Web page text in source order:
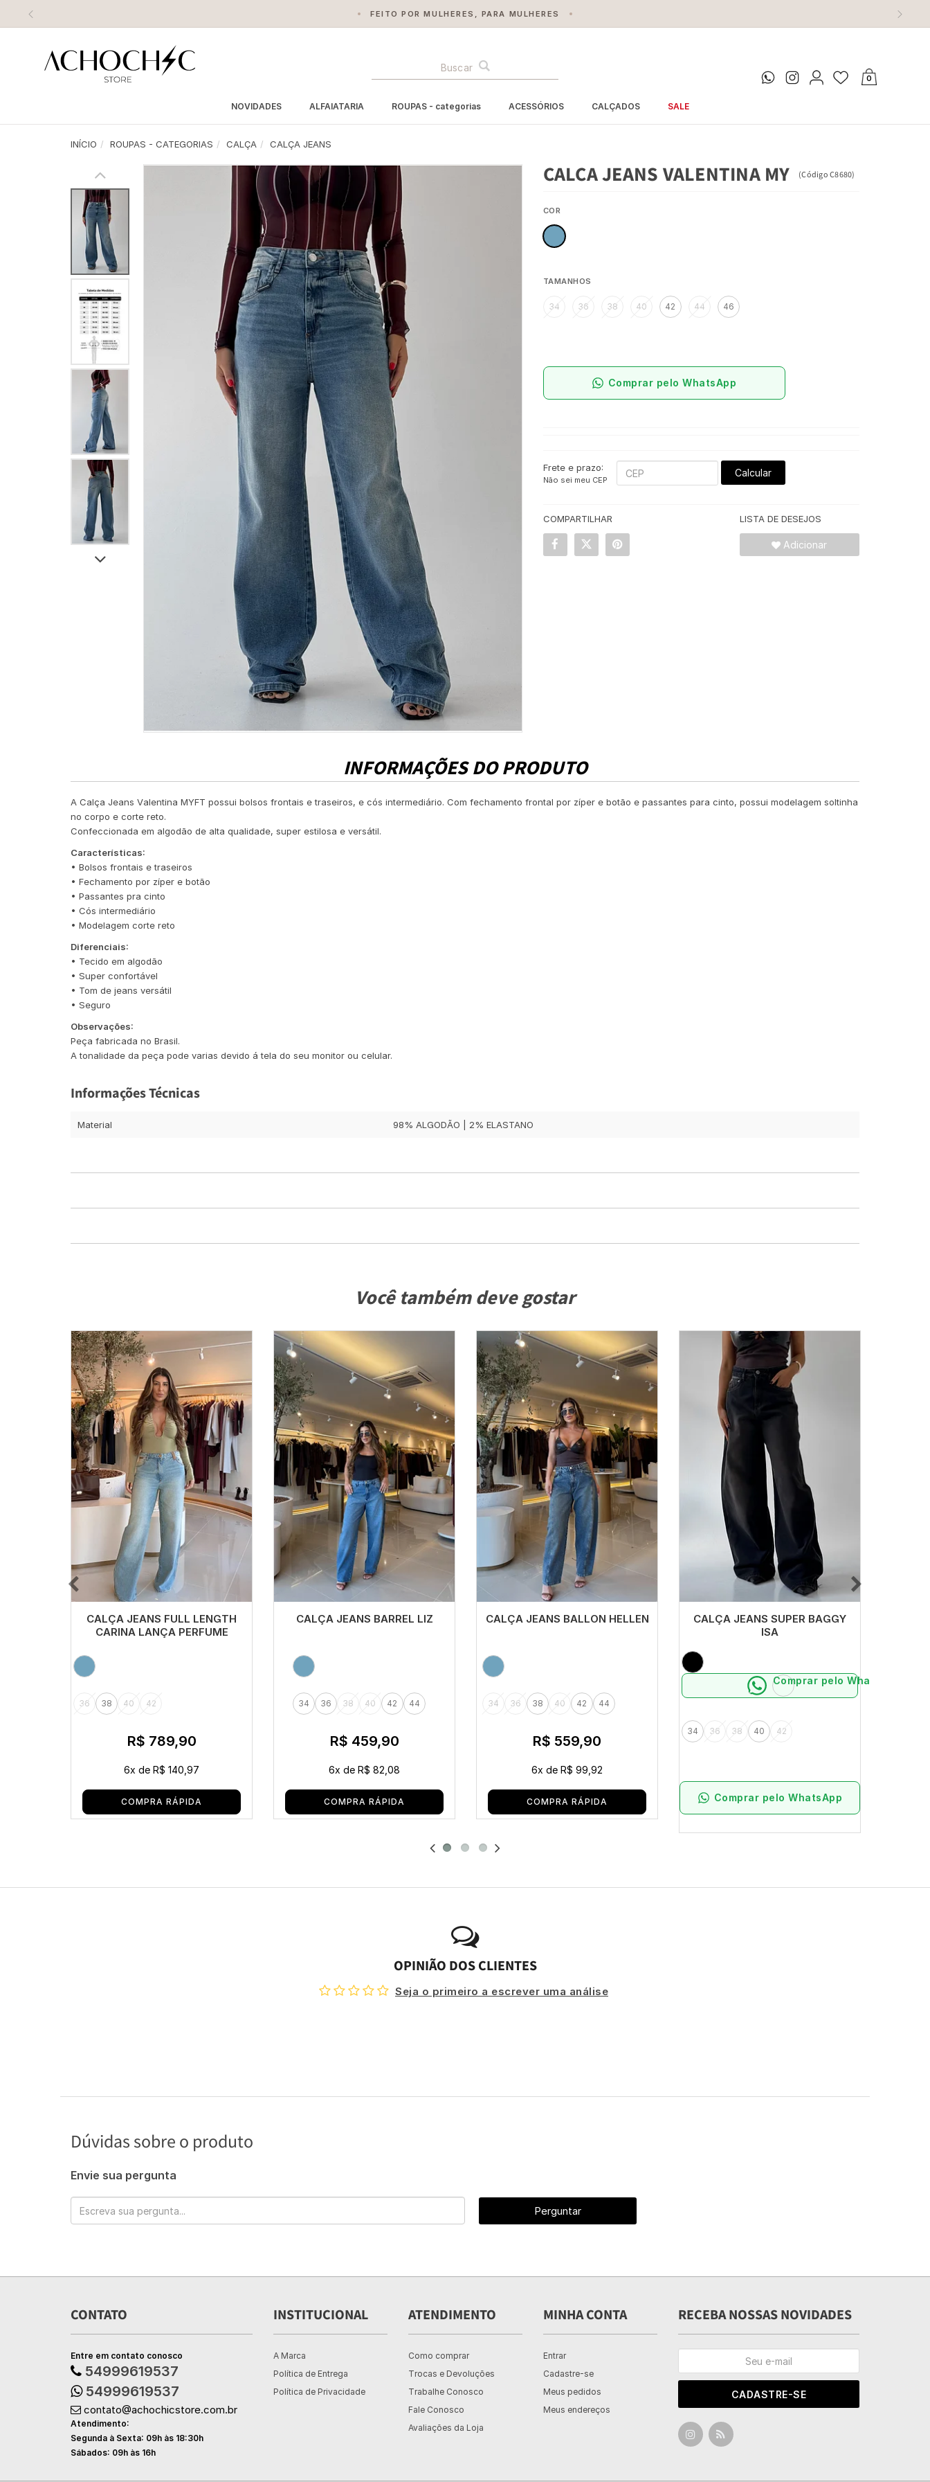
FEITO POR MULHERES, PARA MULHERES
0
NOVIDADES ALFAIATARIA ROUPAS - categorias ACESSÓRIOS CALÇADOS SALE
INÍCIO ROUPAS - CATEGORIAS CALÇA CALÇA JEANS
CALCA JEANS VALENTINA MY (Código C8680)
COR
TAMANHOS
34 36 38 40 42 44 46
Comprar pelo WhatsApp
Frete e prazo:
Não sei meu CEP
Calcular
COMPARTILHAR LISTA DE DESEJOS
Adicionar
INFORMAÇÕES DO PRODUTO
A Calça Jeans Valentina MYFT possui bolsos frontais e traseiros, e cós intermediário. Com fechamento frontal por zíper e botão e passantes para cinto, possui modelagem soltinha
no corpo e corte reto.
Confeccionada em algodão de alta qualidade, super estilosa e versátil.
Características:
• Bolsos frontais e traseiros
• Fechamento por zíper e botão
• Passantes pra cinto
• Cós intermediário
• Modelagem corte reto
Diferenciais:
• Tecido em algodão
• Super confortável
• Tom de jeans versátil
• Seguro
Observações:
Peça fabricada no Brasil.
A tonalidade da peça pode varias devido á tela do seu monitor ou celular.
Informações Técnicas
Material 98% ALGODÃO | 2% ELASTANO
Você também deve gostar
CALÇA JEANS FULL LENGTH
CARINA LANÇA PERFUME
36 38 40 42
R$ 789,90
6x de R$ 140,97
COMPRA RÁPIDA
CALÇA JEANS BARREL LIZ
34 36 38 40 42 44
R$ 459,90
6x de R$ 82,08
COMPRA RÁPIDA
CALÇA JEANS BALLON HELLEN
34 36 38 40 42 44
R$ 559,90
6x de R$ 99,92
COMPRA RÁPIDA
CALÇA JEANS SUPER BAGGY
ISA
Comprar pelo WhatsApp
34 36 38 40 42
Comprar pelo WhatsApp
OPINIÃO DOS CLIENTES
Seja o primeiro a escrever uma análise
Dúvidas sobre o produto
Envie sua pergunta
Perguntar
CONTATO
Entre em contato conosco
54999619537
54999619537
contato@achochicstore.com.br
Atendimento:
Segunda à Sexta: 09h às 18:30h
Sábados: 09h às 16h
INSTITUCIONAL
A Marca
Política de Entrega
Política de Privacidade
ATENDIMENTO
Como comprar
Trocas e Devoluções
Trabalhe Conosco
Fale Conosco
Avaliações da Loja
MINHA CONTA
Entrar
Cadastre-se
Meus pedidos
Meus endereços
RECEBA NOSSAS NOVIDADES
CADASTRE-SE